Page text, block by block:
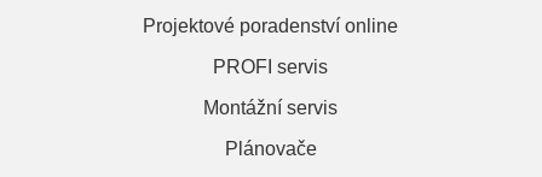
Projektové poradenství online
PROFI servis
Montážní servis
Plánovače